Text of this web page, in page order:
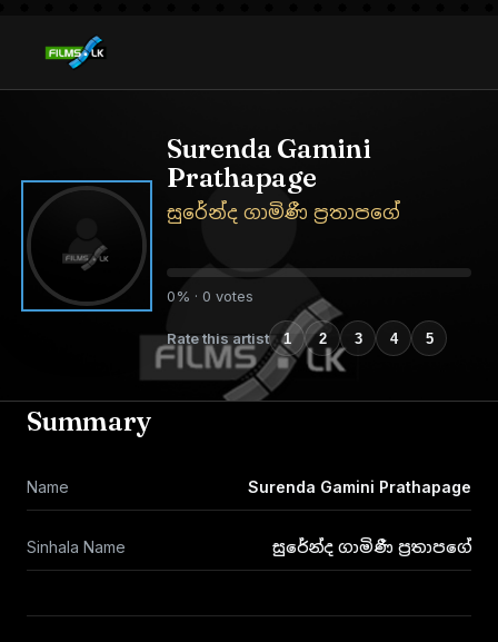
Surenda Gamini
Prathapage
සුරේන්ද ගාමිණී ප්‍රතාපගේ
0% · 0 votes
Rate this artist 1 2 3 4 5
Summary
Name Surenda Gamini Prathapage
Sinhala Name සුරේන්ද ගාමිණී ප්‍රතාපගේ